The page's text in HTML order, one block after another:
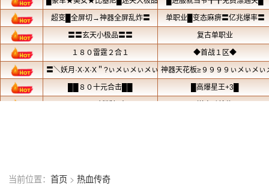
当前位置：首页 >热血传奇